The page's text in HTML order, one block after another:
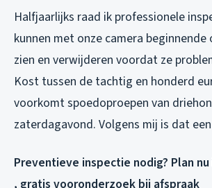
Halfjaarlijks raad ik professionele
kunnen met onze camera
zien en verwijderen voordat ze
Kost tussen de tachtig en honderd
voorkomt spoedoproepen van
zaterdagavond. Volgens mij is dat
Preventieve inspectie nodig? Plan nu
, gratis vooronderzoek bij afspraak